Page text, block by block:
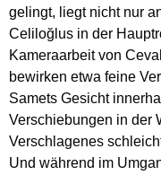
gelingt, liegt nicht nur
Celiloğlus in der
Kameraarbeit von
bewirken etwa feine
Samets Gesicht
Verschiebungen in der
Verschlagenes
Und während im